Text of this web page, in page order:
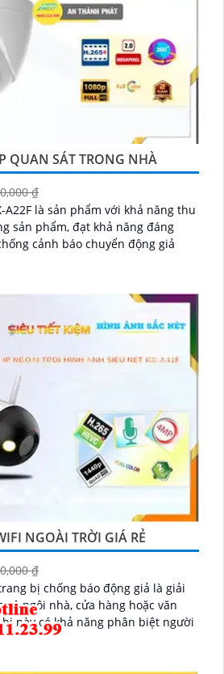
QUAN SÁT TRONG NHÀ
₫
A22F là sản phẩm với khả năng thu
sản phẩm, đạt khả năng đáng
cảnh báo chuyển động giả
NGOÀI TRỜI GIÁ RẺ
₫
bị chống báo động giả là giải
ngôi nhà, cửa hàng hoặc văn